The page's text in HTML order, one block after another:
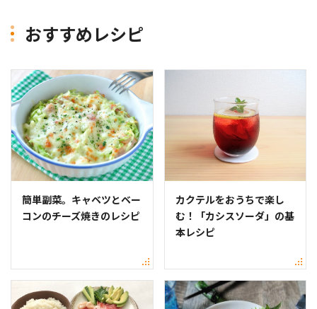
おすすめレシピ
簡単副菜。キャベツとベー
コンのチーズ焼きのレシピ
カクテルをおうちで楽し
む！「カシスソーダ」の基
本レシピ